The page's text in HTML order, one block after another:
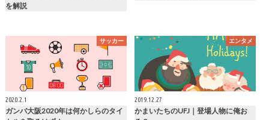
を解説
サッカー
2020.2.1
ガンバ大阪2020年は何かしらのタイ
エンタメ
2019.12.27
かまいたちのUFJ｜登場人物に俺お